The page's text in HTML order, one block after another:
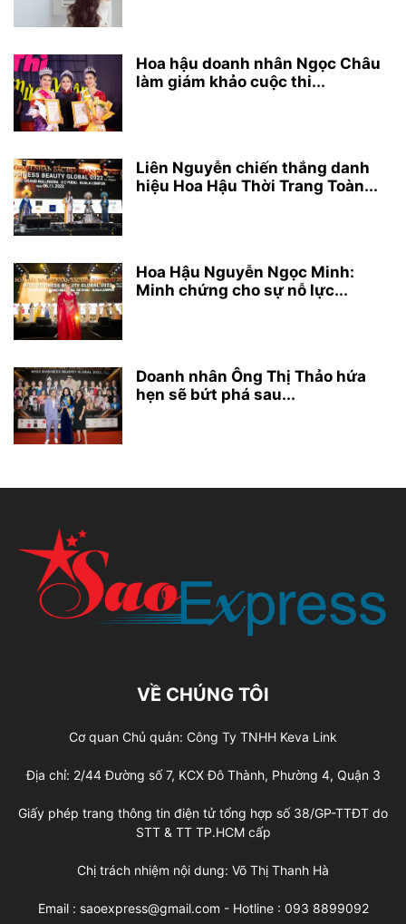
Hoa hậu doanh nhân Ngọc Châu
làm giám khảo cuộc thi...
Liên Nguyễn chiến thắng danh
hiệu Hoa Hậu Thời Trang Toàn...
Hoa Hậu Nguyễn Ngọc Minh:
Minh chứng cho sự nỗ lực...
Doanh nhân Ông Thị Thảo hứa
hẹn sẽ bứt phá sau...
VỀ CHÚNG TÔI
Cơ quan Chủ quản: Công Ty TNHH Keva Link
Địa chỉ: 2/44 Đường số 7, KCX Đô Thành, Phường 4, Quận 3
Giấy phép trang thông tin điện tử tổng hợp số 38/GP-TTĐT do
STT & TT TP.HCM cấp
Chị trách nhiệm nội dung: Võ Thị Thanh Hà
Email : saoexpress@gmail.com - Hotline : 093 8899092